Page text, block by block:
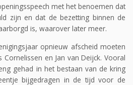
met het benoemen dat
zijn en dat de bezetting binnen de
is, waarover later meer.
opnieuw afscheid moeten
en Jan van Deijck. Vooral
gehad in het bestaan van de kring
bijgedragen in de tijd voor de